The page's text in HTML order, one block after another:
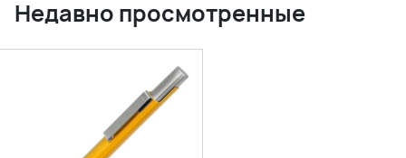
Недавно просмотренные